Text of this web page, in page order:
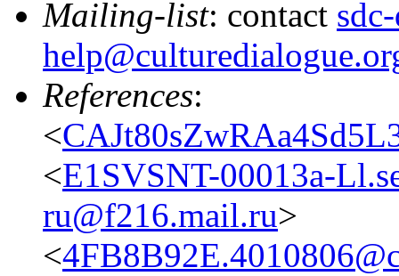
Mailing-list: contact
References:
<
<E1SVSNT-00013a-
ru@f216.mail.ru>
<